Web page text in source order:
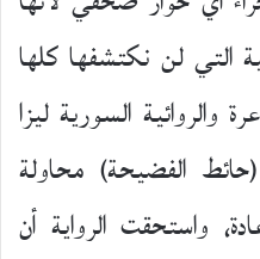
التي لن نكتشفها كلها
والروائية السورية ليزا
الفضيحة) محاولة
واستحقت الرواية أن